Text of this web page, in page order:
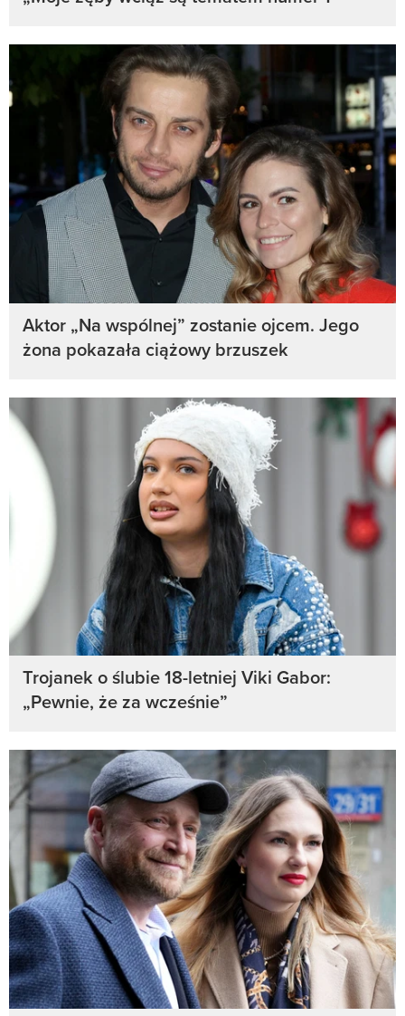
Aktor „Na wspólnej” zostanie ojcem. Jego
żona pokazała ciążowy brzuszek
Trojanek o ślubie 18-letniej Viki Gabor:
„Pewnie, że za wcześnie”